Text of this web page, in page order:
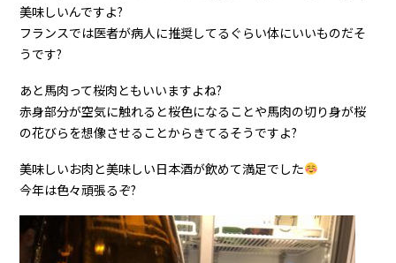
美味しいんですよ?
フランスでは医者が病人に推奨してるぐらい体にいいものだそ
うです?
あと馬肉って桜肉ともいいますよね?
赤身部分が空気に触れると桜色になることや馬肉の切り身が桜
の花びらを想像させることからきてるそうですよ?
美味しいお肉と美味しい日本酒が飲めて満足でした
今年は色々頑張るぞ?